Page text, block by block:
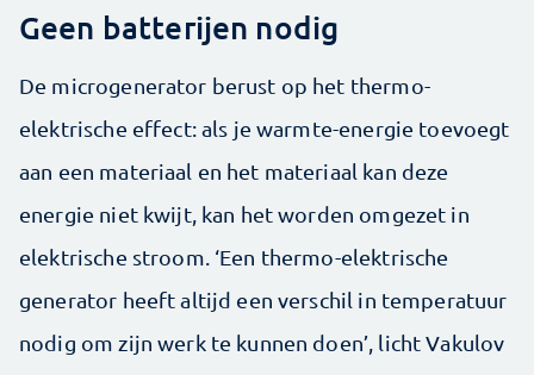
Geen batterijen nodig
De microgenerator berust op het thermo-
elektrische effect: als je warmte-energie toevoegt
aan een materiaal en het materiaal kan deze
energie niet kwijt, kan het worden omgezet in
elektrische stroom. ‘Een thermo-elektrische
generator heeft altijd een verschil in temperatuur
nodig om zijn werk te kunnen doen’, licht Vakulov